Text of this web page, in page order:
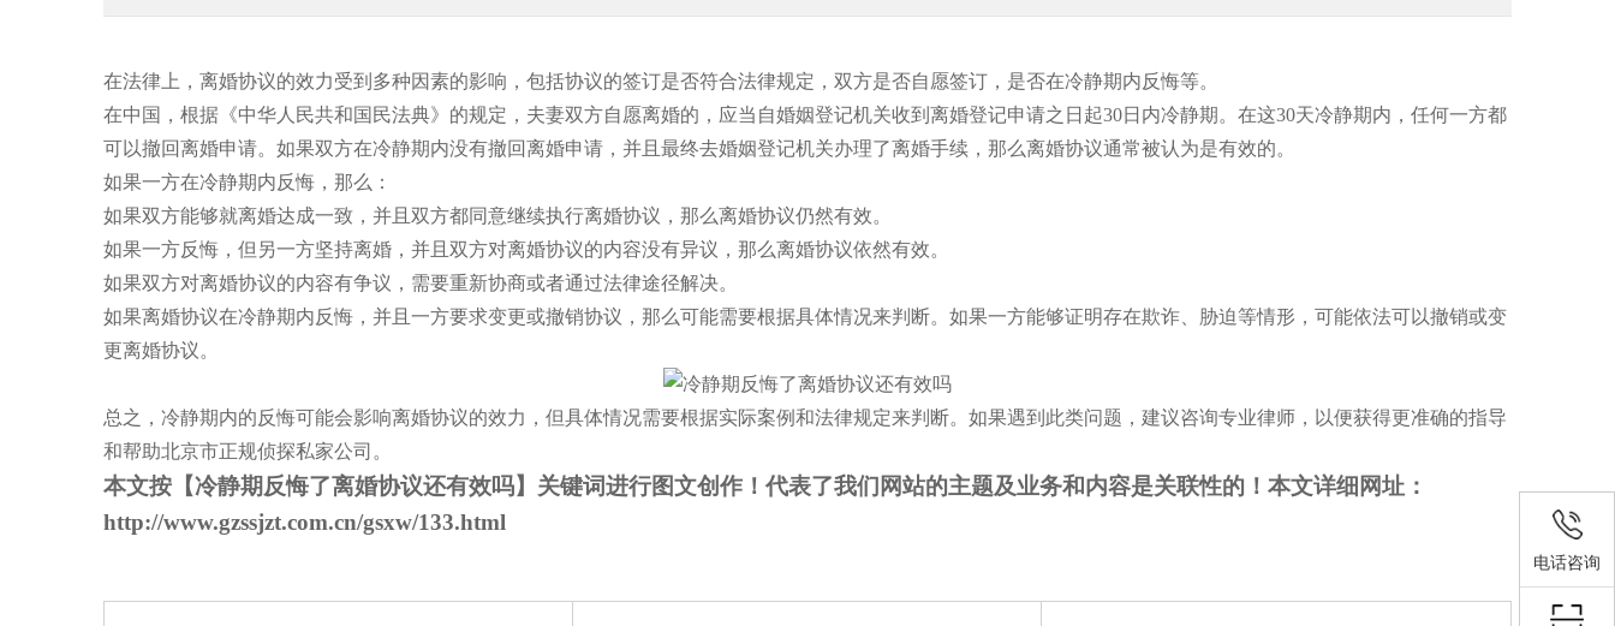
在法律上，离婚协议的效力受到多种因素的影响，包括协议的签订是否符合法律规定，双方是否自愿签订，是否在冷静期内反悔等。
在中国，根据《中华人民共和国民法典》的规定，夫妻双方自愿离婚的，应当自婚姻登记机关收到离婚登记申请之日起30日内冷静期。在这30天冷静期内，任何一方都
可以撤回离婚申请。如果双方在冷静期内没有撤回离婚申请，并且最终去婚姻登记机关办理了离婚手续，那么离婚协议通常被认为是有效的。
如果一方在冷静期内反悔，那么：
如果双方能够就离婚达成一致，并且双方都同意继续执行离婚协议，那么离婚协议仍然有效。
如果一方反悔，但另一方坚持离婚，并且双方对离婚协议的内容没有异议，那么离婚协议依然有效。
如果双方对离婚协议的内容有争议，需要重新协商或者通过法律途径解决。
如果离婚协议在冷静期内反悔，并且一方要求变更或撤销协议，那么可能需要根据具体情况来判断。如果一方能够证明存在欺诈、胁迫等情形，可能依法可以撤销或变
更离婚协议。
总之，冷静期内的反悔可能会影响离婚协议的效力，但具体情况需要根据实际案例和法律规定来判断。如果遇到此类问题，建议咨询专业律师，以便获得更准确的指导
和帮助北京市正规侦探私家公司 。
本文按【冷静期反悔了离婚协议还有效吗】关键词进行图文创作！代表了我们网站的主题及业务和内容是关联性的！本文详细网址：
http://www.gzssjzt.com.cn/gsxw/133.html
电话咨询